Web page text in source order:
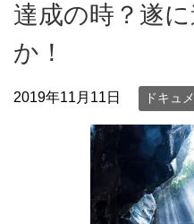
達成の時？遂
か！
2019年11月11日 ドキュ